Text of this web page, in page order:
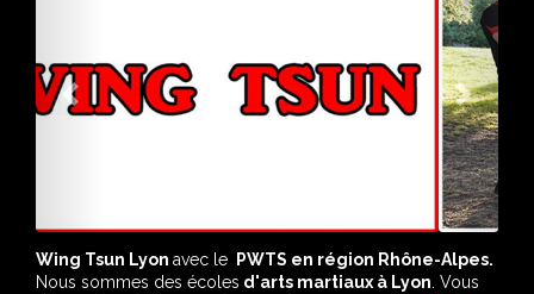
Next
Wing Tsun Lyonavec lePWTS en région Rhône-Alpes.